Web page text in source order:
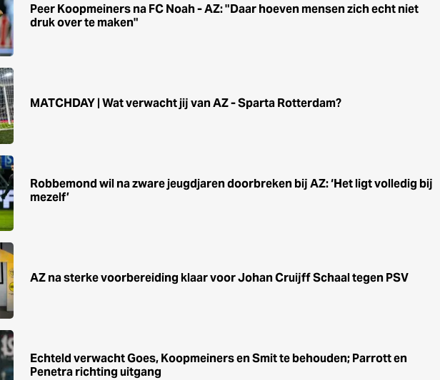
Peer Koopmeiners na FC Noah - AZ: "Daar hoeven mensen zich echt niet
druk over te maken"
MATCHDAY | Wat verwacht jij van AZ - Sparta Rotterdam?
Robbemond wil na zware jeugdjaren doorbreken bij AZ: ‘Het ligt volledig bij
mezelf’
AZ na sterke voorbereiding klaar voor Johan Cruijff Schaal tegen PSV
Echteld verwacht Goes, Koopmeiners en Smit te behouden; Parrott en
Penetra richting uitgang